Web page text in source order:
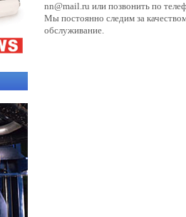
nn@mail.ru или позвонить по
Мы постоянно следим за
обслуживание.